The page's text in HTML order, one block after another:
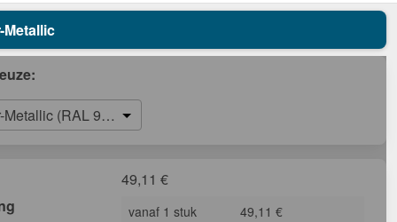
Metallic
Metallic (RAL 9006)
49,11 €
vanaf 1 stuk
49,11 €